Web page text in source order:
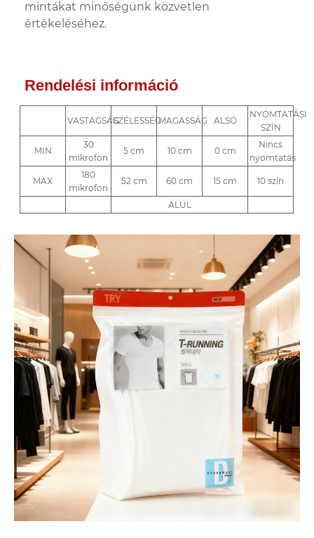
mintákat minőségünk közvetlen
értékeléséhez.
Rendelési információ
VASTAGSÁGSZÉLESSÉGMAGASSÁG ALSÓ
NYOMTATÁSI
SZÍN
MIN
30
mikrofon
5 cm 10 cm 0 cm
Nincs
nyomtatás
MAX
180
mikrofon
52 cm 60 cm 15 cm 10 szín
ALUL